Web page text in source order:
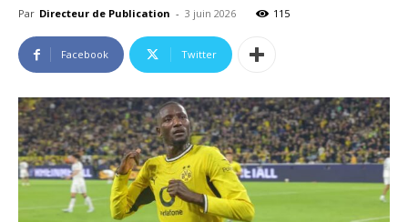
Par Directeur de Publication - 3 juin 2026 115
Facebook Twitter